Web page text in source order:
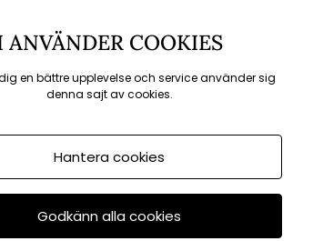
ANVÄNDER COOKIES
en bättre upplevelse och service använder sig
denna sajt av cookies.
Hantera cookies
Godkänn alla cookies